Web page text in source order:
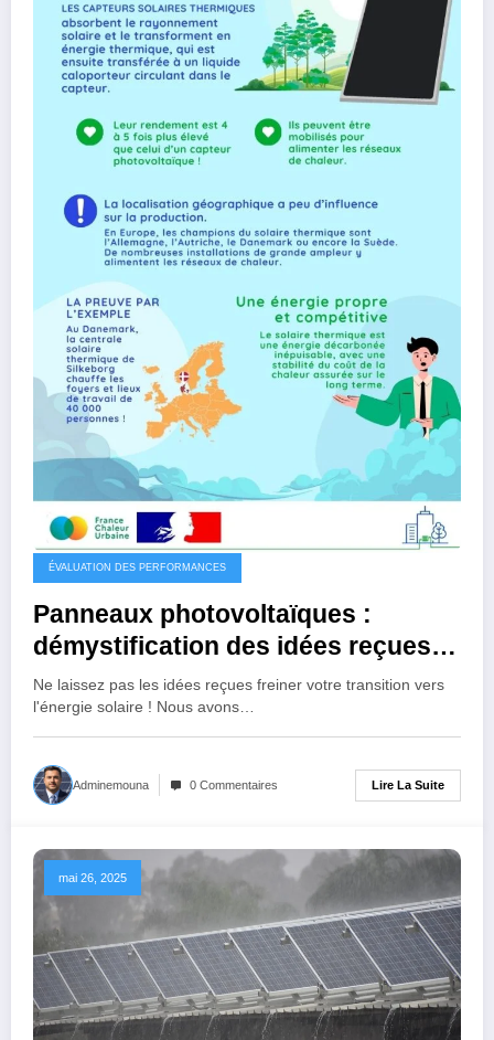
ÉVALUATION DES PERFORMANCES
Panneaux photovoltaïques :
démystification des idées reçues
sur leur efficacité
Ne laissez pas les idées reçues freiner votre transition vers
l'énergie solaire ! Nous avons…
Adminemouna 0 Commentaires Lire La Suite
mai 26, 2025